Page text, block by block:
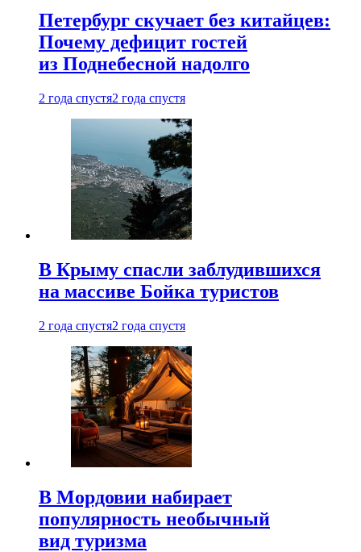
Петербург скучает без китайцев:
Почему дефицит гостей
из Поднебесной надолго
2 года спустя2 года спустя
В Крыму спасли заблудившихся
на массиве Бойка туристов
2 года спустя2 года спустя
В Мордовии набирает
популярность необычный
вид туризма